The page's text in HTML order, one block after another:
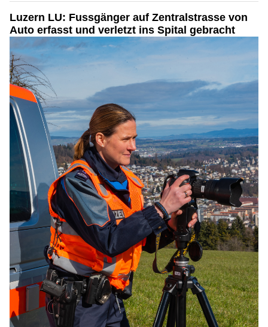
Luzern LU: Fussgänger auf Zentralstrasse von
Auto erfasst und verletzt ins Spital gebracht